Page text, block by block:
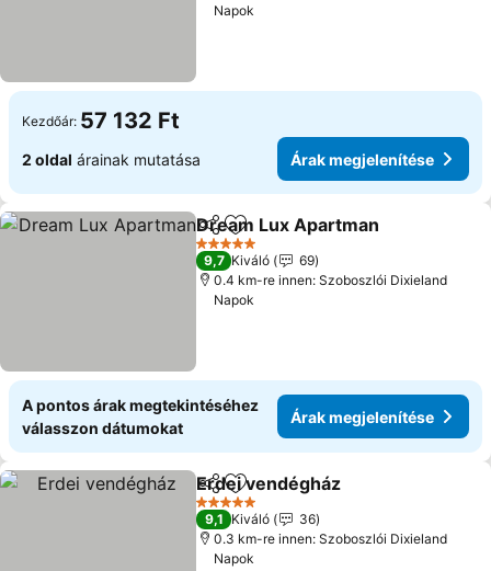
Napok
Kezdőár: 57 132 Ft
2 oldal árainak mutatása Árak megjelenítése
Megosztás
Hozzáadás a kedvencekhez
Dream Lux Apartman
5 Kategória
9,7 Kiváló
69
0.4 km-re innen: Szoboszlói Dixieland
Napok
A pontos árak megtekintéséhez
válasszon dátumokat
Árak megjelenítése
Megosztás
Hozzáadás a kedvencekhez
Erdei vendégház
5 Kategória
9,1 Kiváló
36
0.3 km-re innen: Szoboszlói Dixieland
Napok